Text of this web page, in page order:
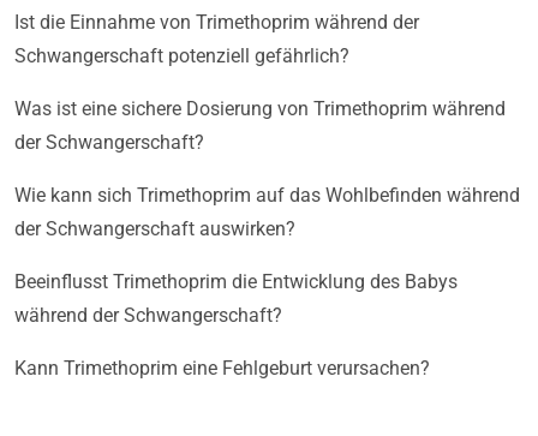
Ist die Einnahme von Trimethoprim während der
Schwangerschaft potenziell gefährlich?
Was ist eine sichere Dosierung von Trimethoprim während
der Schwangerschaft?
Wie kann sich Trimethoprim auf das Wohlbefinden während
der Schwangerschaft auswirken?
Beeinflusst Trimethoprim die Entwicklung des Babys
während der Schwangerschaft?
Kann Trimethoprim eine Fehlgeburt verursachen?